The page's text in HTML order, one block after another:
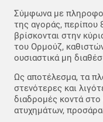
Σύμφωνα με
της αγοράς, περίπου
βρίσκονται στην
του Ορμούζ,
ουσιαστικά μη
Ως αποτέλεσμα, τα
στενότερες και
διαδρομές κοντά στο
ατυχημάτων,